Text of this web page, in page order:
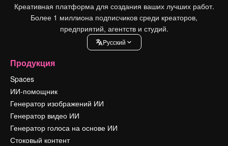
Креативная платформа для создания ваших лучших работ.
Более 1 миллиона подписчиков среди креаторов,
предприятий, агентств и студий.
Pусский
Продукция
Spaces
ИИ-помощник
Генератор изображений ИИ
Генератор видео ИИ
Генератор голоса на основе ИИ
Стоковый контент